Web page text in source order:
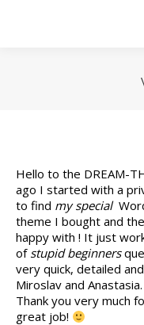
Hello to the DREAM-
ago I started with a
to find my special
theme I bought and
happy with ! It just
of stupid beginners
very quick, detailed
Miroslav and
Thank you very much
great job!